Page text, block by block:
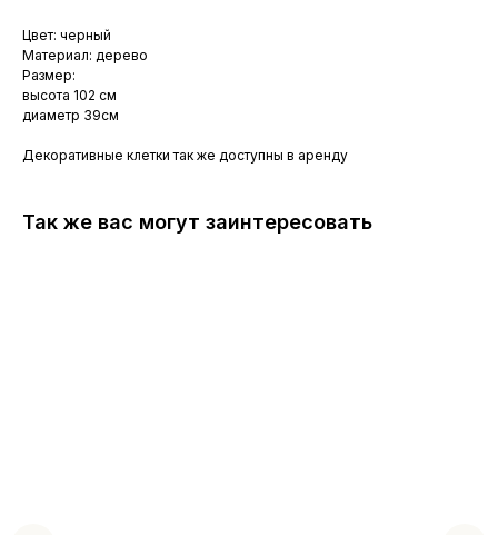
Цвет: черный
Материал: дерево
Размер:
высота 102 см
диаметр 39см
Декоративные клетки так же доступны в аренду
Так же вас могут заинтересовать